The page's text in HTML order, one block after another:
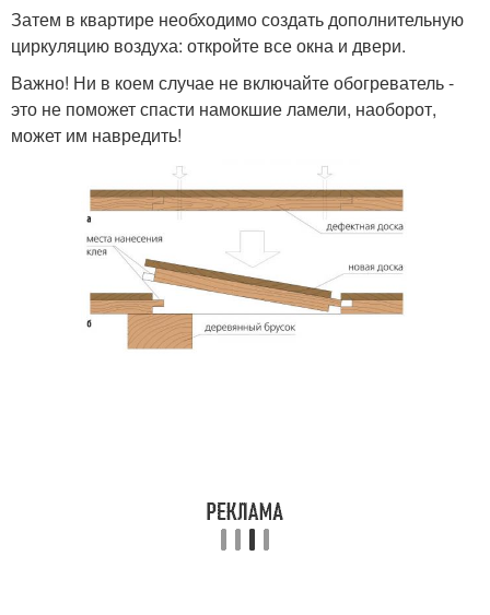
Затем в квартире необходимо создать дополнительную
циркуляцию воздуха: откройте все окна и двери.
Важно! Ни в коем случае не включайте обогреватель -
это не поможет спасти намокшие ламели, наоборот,
может им навредить!